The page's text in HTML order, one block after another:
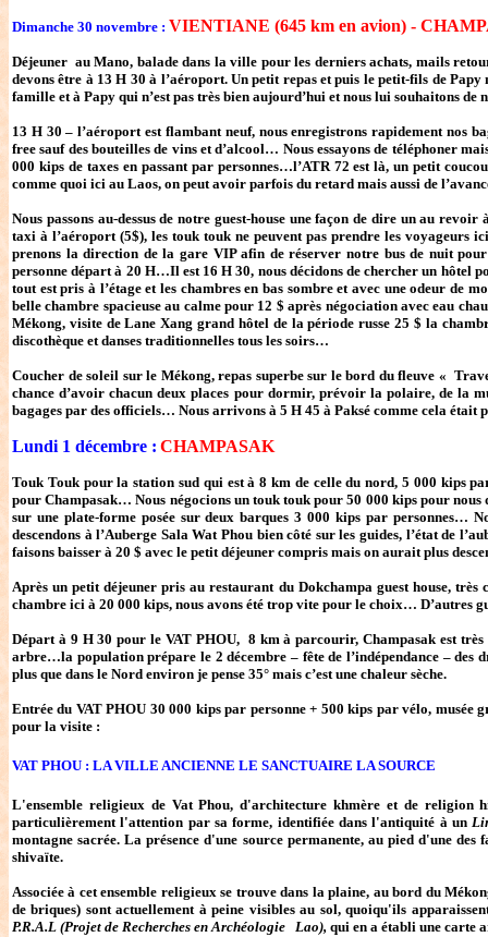
Dimanche 30 novembre : VIENTIANE (645 km en avion) -
Déjeuner au Mano, balade dans la ville pour les derniers achats, mails
devons être à 13 H 30 à l’aéroport. Un petit repas et puis le petit-fils de
famille et à Papy qui n’est pas très bien aujourd’hui et nous lui souhaitons
13 H 30 – l’aéroport est flambant neuf, nous enregistrons rapidement nos
free sauf des bouteilles de vins et d’alcool… Nous essayons de téléphoner
000 kips de taxes en passant par personnes…l’ATR 72 est là, un petit
comme quoi ici au Laos, on peut avoir parfois du retard mais aussi de
Nous passons au-dessus de notre guest-house une façon de dire un au
taxi à l’aéroport (5$), les touk touk ne peuvent pas prendre les voyageurs
prenons la direction de la gare VIP afin de réserver notre bus de nuit
personne départ à 20 H…Il est 16 H 30, nous décidons de chercher un hôtel
tout est pris à l’étage et les chambres en bas sombre et avec une odeur de
belle chambre spacieuse au calme pour 12 $ après négociation avec eau
Mékong, visite de Lane Xang grand hôtel de la période russe 25 $ la
discothèque et danses traditionnelles tous les soirs…
Coucher de soleil sur le Mékong, repas superbe sur le bord du fleuve «
chance d’avoir chacun deux places pour dormir, prévoir la polaire, de la
bagages par des officiels… Nous arrivons à 5 H 45 à Paksé comme cela était
Lundi 1 décembre : CHAMPASAK
Touk Touk pour la station sud qui est à 8 km de celle du nord, 5 000 kips
pour Champasak… Nous négocions un touk touk pour 50 000 kips pour
sur une plate-forme posée sur deux barques 3 000 kips par personnes…
descendons à l’Auberge Sala Wat Phou bien côté sur les guides, l’état de
faisons baisser à 20 $ avec le petit déjeuner compris mais on aurait plus
Après un petit déjeuner pris au restaurant du Dokchampa guest house,
chambre ici à 20 000 kips, nous avons été trop vite pour le choix… D’autres
Départ à 9 H 30 pour le VAT PHOU, 8 km à parcourir, Champasak est très
arbre…la population prépare le 2 décembre – fête de l’indépendance –
plus que dans le Nord environ je pense 35° mais c’est une chaleur sèche.
Entrée du VAT PHOU 30 000 kips par personne + 500 kips par vélo,
pour la visite :
VAT PHOU : LA VILLE ANCIENNE LE SANCTUAIRE LA SOURCE
L'ensemble religieux de Vat Phou, d'architecture khmère et de
particulièrement l'attention par sa forme, identifiée dans l'antiquité à un
montagne sacrée. La présence d'une source permanente, au pied d'une
shivaïte.
Associée à cet ensemble religieux se trouve dans la plaine, au bord du
de briques) sont actuellement à peine visibles au sol, quoiqu'ils
P.R.A.L (Projet de Recherches en Archéologie Lao), qui en a établi une carte